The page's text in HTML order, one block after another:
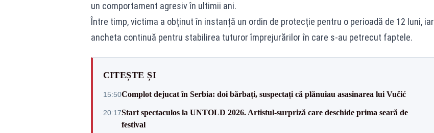
un comportament agresiv în ultimii ani.
Între timp, victima a obținut în instanță un ordin de protecție pentru o perioadă de 12 luni, iar
ancheta continuă pentru stabilirea tuturor împrejurărilor în care s-au petrecut faptele.
CITEȘTE ȘI
15:50Complot dejucat în Serbia: doi bărbați, suspectați că plănuiau asasinarea lui Vučić
20:17Start spectaculos la UNTOLD 2026. Artistul-surpriză care deschide prima seară de
festival